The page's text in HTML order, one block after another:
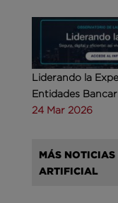
Liderando la
Entidades
24 Mar 2026
MÁS
ARTIFICIAL